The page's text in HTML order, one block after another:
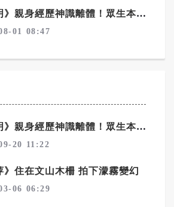
鄭功明》親身經歷神識離體！眾生本來是佛——宇宙真相在念佛中顯現10——念佛驚覺：原來佛性從未離開你
01 08:47
鄭功明》親身經歷神識離體！眾生本來是佛——宇宙真相在念佛中顯現4——回家：一場淚水與花開的覺醒之旅
20 11:22
》住在文山木柵 拍下濛霧變幻
06 06:29